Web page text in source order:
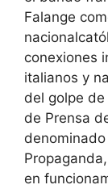
Falange
conexiones
italianos y
del golpe
de Prensa
en